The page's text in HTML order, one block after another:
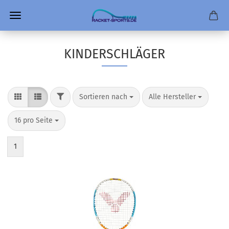
KINDERSCHLÄGER
FILTERSortieren nach
Sortieren nach Alle Hersteller
pro Seite
16 pro Seite
pro Seite
1